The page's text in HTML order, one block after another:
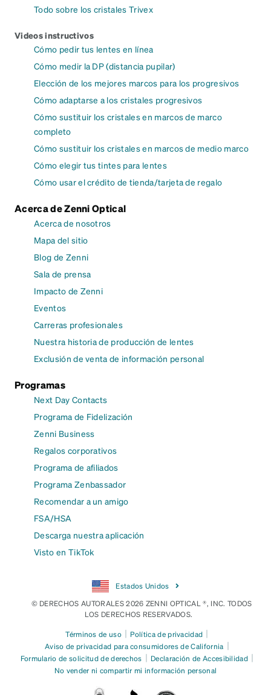
Todo sobre los cristales Trivex
Videos instructivos
Cómo pedir tus lentes en línea
Cómo medir la DP (distancia pupilar)
Elección de los mejores marcos para los progresivos
Cómo adaptarse a los cristales progresivos
Cómo sustituir los cristales en marcos de marco
completo
Cómo sustituir los cristales en marcos de medio marco
Cómo elegir tus tintes para lentes
Cómo usar el crédito de tienda/tarjeta de regalo
Acerca de Zenni Optical
Acerca de nosotros
Mapa del sitio
Blog de Zenni
Sala de prensa
Impacto de Zenni
Eventos
Carreras profesionales
Nuestra historia de producción de lentes
Exclusión de venta de información personal
Programas
Next Day Contacts
Programa de Fidelización
Zenni Business
Regalos corporativos
Programa de afiliados
Programa Zenbassador
Recomendar a un amigo
FSA/HSA
Descarga nuestra aplicación
Visto en TikTok
Estados Unidos
© DERECHOS AUTORALES 2026 ZENNI OPTICAL ®, INC. TODOS
LOS DERECHOS RESERVADOS.
Términos de uso | Política de privacidad |
Aviso de privacidad para consumidores de California |
Formulario de solicitud de derechos | Declaración de Accesibilidad |
No vender ni compartir mi información personal